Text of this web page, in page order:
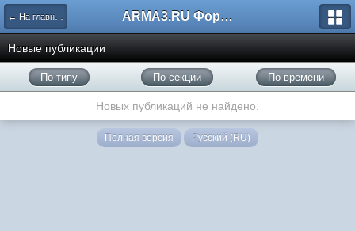
← На главную ARMA3.RU Форум
Новые публикации
По типу По секции По времени
Новых публикаций не найдено.
Полная версия Русский (RU)